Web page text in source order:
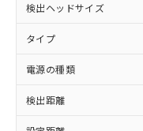
検出ヘッドサイズ
タイプ
電源の種類
検出距離